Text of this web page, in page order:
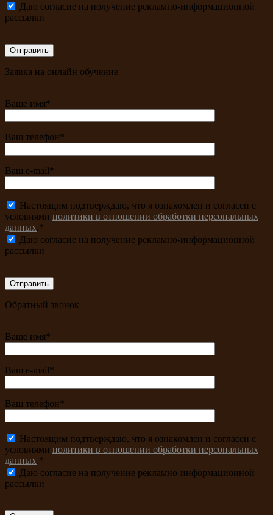
Даю согласие на получение рекламно-информационной
рассылки
Заявка на онлайн обучение
Ваше имя*
Ваш телефон*
Ваш e-mail*
Настоящим подтверждаю, что я ознакомлен и согласен с
условиями политики в отношении обработки персональных
данных.*
Даю согласие на получение рекламно-информационной
рассылки
Обратный звонок
Ваше имя*
Ваш e-mail*
Ваш телефон*
Настоящим подтверждаю, что я ознакомлен и согласен с
условиями политики в отношении обработки персональных
данных.*
Даю согласие на получение рекламно-информационной
рассылки